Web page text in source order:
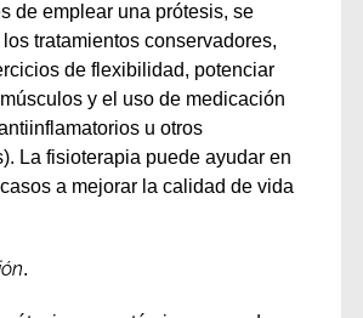
de emplear una prótesis, se
tratamientos conservadores,
de flexibilidad, potenciar
y el uso de medicación
u otros
La fisioterapia puede ayudar en
a mejorar la calidad de vida
.